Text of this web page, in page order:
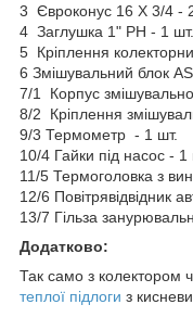
3 Євроконус 16 Х 3/4 -
4 Заглушка 1" РН - 1 шт.
5 Кріплення
6 Змішувальний блок
7/1 Корпус
8/2 Кріплення
9/3 Термометр - 1 шт.
10/4 Гайки під насос - 1
11/5 Термоголовка з
12/6 Повітрявідвідник
13/7 Гільза
Додатково:
Так само з колектором
теплої підлоги з